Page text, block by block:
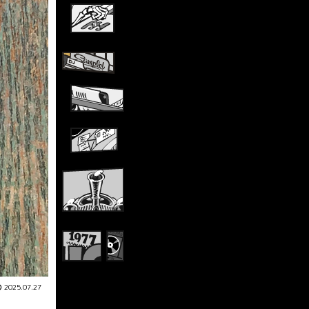
2025.07.27